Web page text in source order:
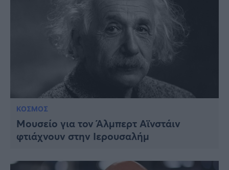
ΚΟΣΜΟΣ
Μουσείο για τον Άλμπερτ Αϊνστάιν
φτιάχνουν στην Ιερουσαλήμ